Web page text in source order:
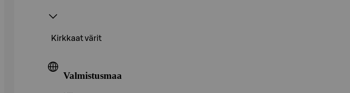
Kirkkaat värit
Valmistusmaa